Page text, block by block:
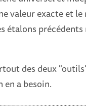
valeur exacte et
précédents
des deux
a besoin.